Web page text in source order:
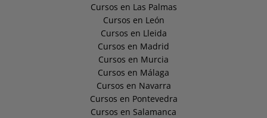
Cursos en Las Palmas
Cursos en León
Cursos en Lleida
Cursos en Madrid
Cursos en Murcia
Cursos en Málaga
Cursos en Navarra
Cursos en Pontevedra
Cursos en Salamanca